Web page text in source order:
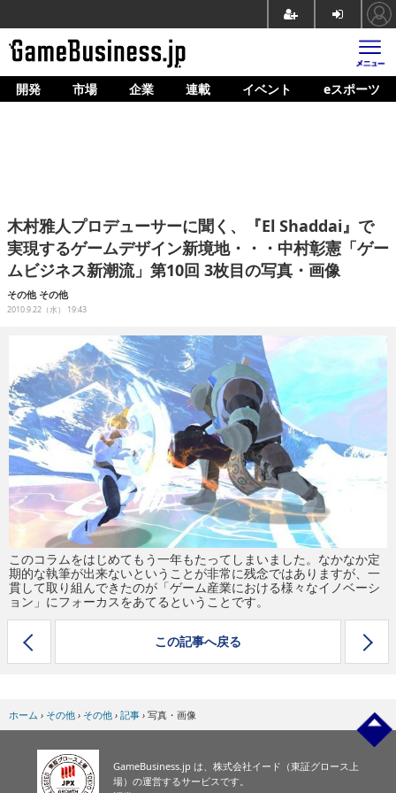
ホーム
企業動向
人材育成
産業政策
イベント/セミナー
eスポーツ
開発 市場 企業 連載 イベント eスポーツ
木村雅人プロデューサーに聞く、『El Shaddai』で
実現するゲームデザイン新境地・・・中村彰憲「ゲー
ムビジネス新潮流」第10回 3枚目の写真・画像
その他 その他
2010.9.22（水） 19:43
このコラムをはじめてもう一年もたってしまいました。なかなか定
期的な執筆が出来ないということが非常に残念ではありますが、一
貫して取り組んできたのが「ゲーム産業における様々なイノベーシ
ョン」にフォーカスをあてるということです。
この記事へ戻る
ホーム › その他 › その他 › 記事 › 写真・画像
GameBusiness.jp は、株式会社イード（東証グロース上
場）の運営するサービスです。